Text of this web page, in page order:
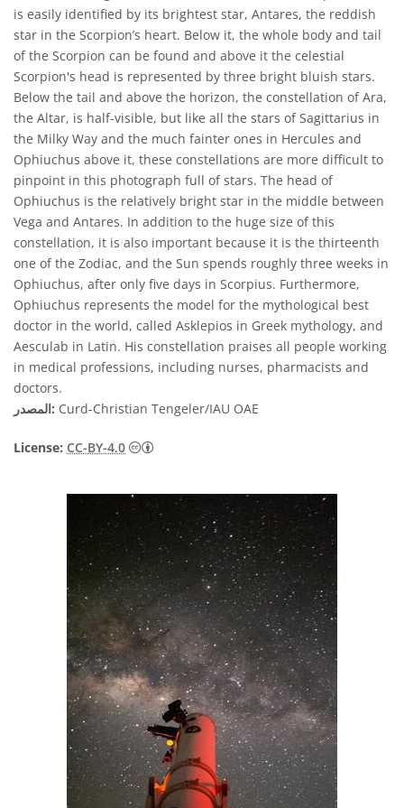
is easily identified by its brightest star, Antares, the reddish
star in the Scorpion’s heart. Below it, the whole body and tail
of the Scorpion can be found and above it the celestial
Scorpion's head is represented by three bright bluish stars.
Below the tail and above the horizon, the constellation of Ara,
the Altar, is half-visible, but like all the stars of Sagittarius in
the Milky Way and the much fainter ones in Hercules and
Ophiuchus above it, these constellations are more difficult to
pinpoint in this photograph full of stars. The head of
Ophiuchus is the relatively bright star in the middle between
Vega and Antares. In addition to the huge size of this
constellation, it is also important because it is the thirteenth
one of the Zodiac, and the Sun spends roughly three weeks in
Ophiuchus, after only five days in Scorpius. Furthermore,
Ophiuchus represents the model for the mythological best
doctor in the world, called Asklepios in Greek mythology, and
Aesculab in Latin. His constellation praises all people working
in medical professions, including nurses, pharmacists and
doctors.
المصدر: Curd-Christian Tengeler/IAU OAE
License: CC-BY-4.0